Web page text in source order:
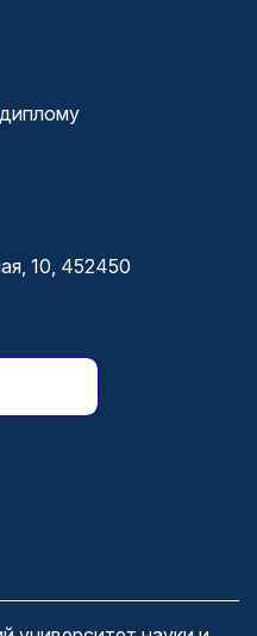
10, 452450